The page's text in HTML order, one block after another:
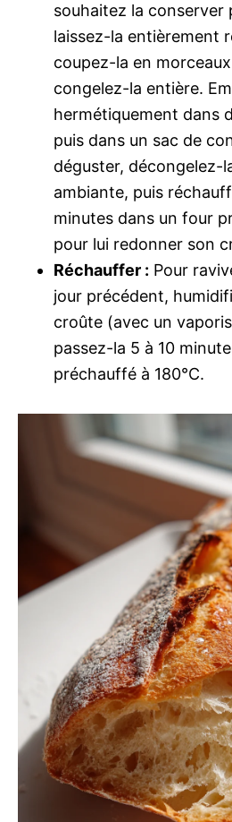
souhaitez la conserver
laissez-la entièrement
coupez-la en
congelez-la entière.
hermétiquement dans
puis dans un sac de
déguster, décongelez-
ambiante, puis
minutes dans un four
pour lui redonner son
Réchauffer : Pour
jour précédent,
croûte (avec un
passez-la 5 à 10
préchauffé à 180°C.